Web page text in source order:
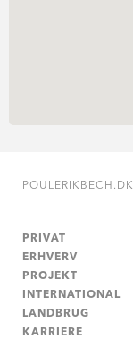
POULERIKBECH.DK
PRIVAT
ERHVERV
PROJEKT
INTERNATIONAL
LANDBRUG
KARRIERE